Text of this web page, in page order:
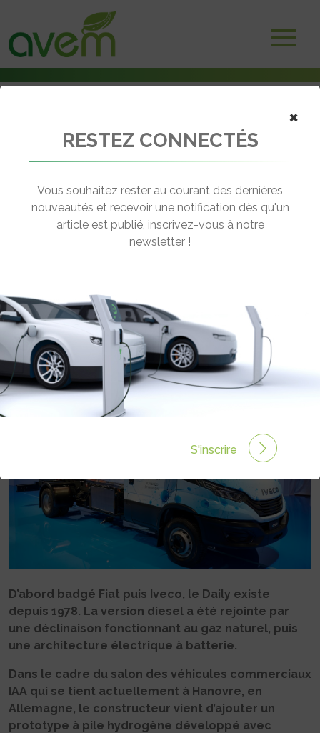
L’Iveco eDaily, vous le préférez électrique à batterie ou à PAC H2 ?
← Revenir aux actualités
ÉLECTRIQUE À BATTERIE OU À PAC
H2 ?
Rédigé par Philippe Schwoerer le 21 Sep 2022 à 06:00
1 commentaires
D’abord badgé Fiat puis Iveco, le Daily existe
depuis 1978. La version diesel a été rejointe par
une déclinaison fonctionnant au gaz naturel, puis
une architecture électrique à batterie.
Dans le cadre du salon des véhicules commerciaux
IAA qui se tient actuellement à Hanovre, en
Allemagne, le constructeur vient d’ajouter un
prototype à pile hydrogène développé avec
×
RESTEZ CONNECTÉS
Vous souhaitez rester au courant des dernières
nouveautés et recevoir une notification dès qu'un
article est publié, inscrivez-vous à notre
newsletter !
S'inscrire